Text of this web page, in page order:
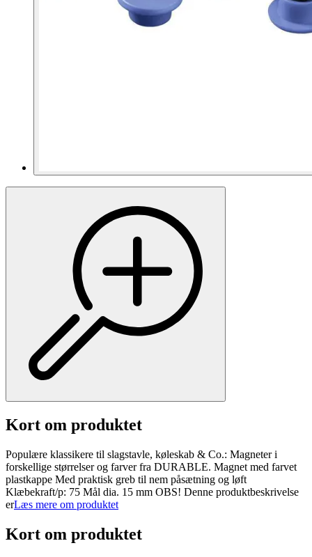
Kort om produktet
Populære klassikere til slagstavle, køleskab & Co.: Magneter i
forskellige størrelser og farver fra DURABLE. Magnet med farvet
plastkappe Med praktisk greb til nem påsætning og løft
Klæbekraft/p: 75 Mål dia. 15 mm OBS! Denne produktbeskrivelse
erLæs mere om produktet
Kort om produktet